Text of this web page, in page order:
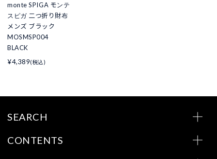
monte SPIGA モンテ
スピガ 二つ折り財布
メンズ ブラック
MOSMSP004
BLACK
¥4,389(税込)
SEARCH
CONTENTS